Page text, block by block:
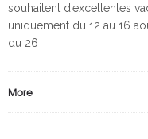
souhaitent d’excellentes
uniquement du 12 au 16
du 26
More